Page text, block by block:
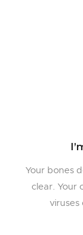
Your bones
clear. Your
viruses